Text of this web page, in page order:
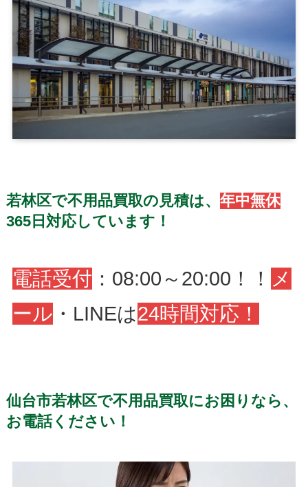
若林区で不用品買取の見積は、 年中無休
365日対応しています！
電話受付 ：08:00～20:00！！ メ
ール ・LINEは24時間対応！
仙台市若林区で不用品買取にお困りなら、
お電話ください！